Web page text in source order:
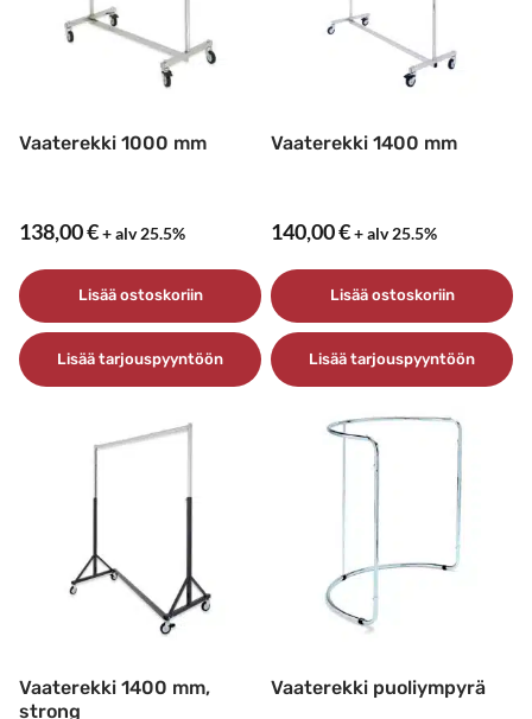
Vaaterekki 1000 mm
138,00€+ alv 25.5%
Lisää ostoskoriin
Lisää tarjouspyyntöön
Vaaterekki 1400 mm
140,00€+ alv 25.5%
Lisää ostoskoriin
Lisää tarjouspyyntöön
Vaaterekki 1400 mm,
strong
Vaaterekki puoliympyrä